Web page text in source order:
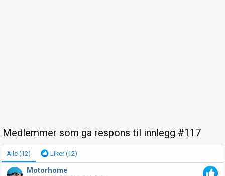
Medlemmer som ga respons til innlegg #117
Alle (12) Liker(12)
Motorhome